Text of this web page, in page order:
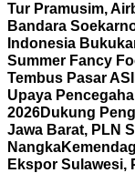
Tur Pramusim,
Bandara
Indonesia
Summer Fancy
Tembus Pasar AS
Upaya
2026Dukung
Jawa Barat, PLN
Nangka
Ekspor Sulawesi,